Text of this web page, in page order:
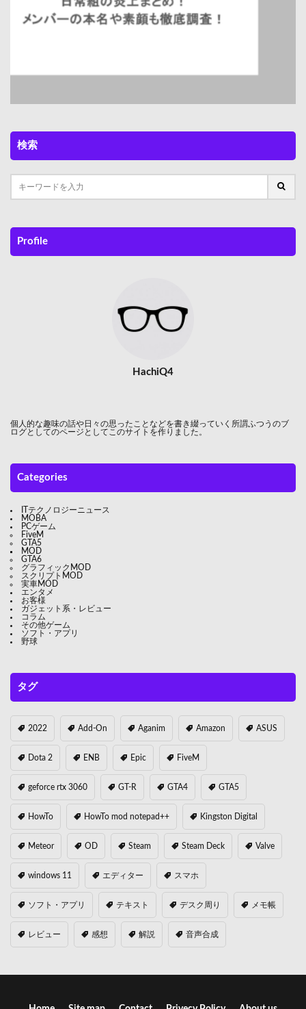
検索
Profile
HachiQ4
個人的な趣味の話や日々の思ったことなどを書き綴っていく所謂ふつうのブ
ログとしてのページとしてこのサイトを作りました。
Categories
ITテクノロジーニュース
MOBA
PCゲーム
FiveM
GTA5
MOD
GTA6
グラフィックMOD
スクリプトMOD
実車MOD
エンタメ
お客様
ガジェット系・レビュー
コラム
その他ゲーム
ソフト・アプリ
野球
タグ
2022 Add-On Aganim Amazon ASUS
Dota 2 ENB Epic FiveM
geforce rtx 3060 GT-R GTA4 GTA5
HowTo HowTo mod notepad++ Kingston Digital
Meteor OD Steam Steam Deck Valve
windows 11 エディター スマホ
ソフト・アプリ テキスト デスク周り メモ帳
レビュー 感想 解説 音声合成